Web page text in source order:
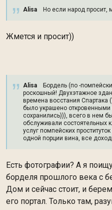
Alisa Но если народ просит,
Жмется и просит))
Alisa Бордель (по -
роскошный! Двухэтажное
времена восстания Спартака
было украшено откровенными
сохранились))), всего в нем
обслуживали состоятельных
услуг помпейских
одной порции вина, все
Есть фотографии? А я
борделя прошлого века с
Дом и сейчас стоит, и
его портал. Только там,